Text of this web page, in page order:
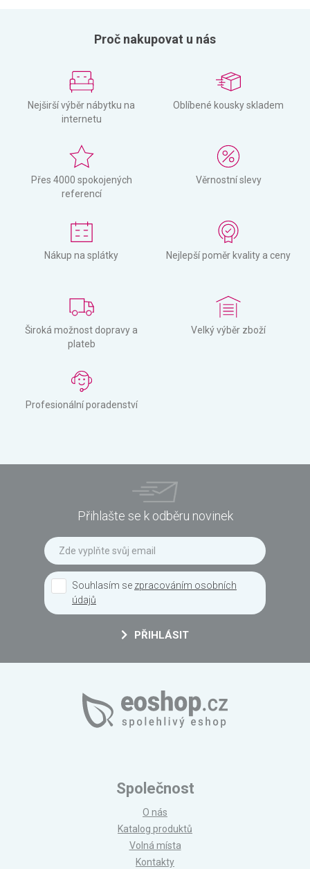
Proč nakupovat u nás
Nejširší výběr nábytku na
internetu
Oblíbené kousky skladem
Přes 4000 spokojených
referencí
Věrnostní slevy
Nákup na splátky Nejlepší poměr kvality a ceny
Široká možnost dopravy a
plateb
Velký výběr zboží
Profesionální poradenství
Přihlašte se k odběru novinek
Souhlasím se zpracováním osobních
údajů
PŘIHLÁSIT
Společnost
O nás
Katalog produktů
Volná místa
Kontakty